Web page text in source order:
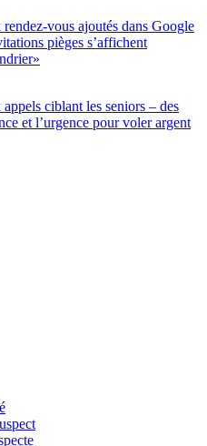
rendez-vous ajoutés dans Google
pièges s’affichent
appels ciblant les seniors – des
et l’urgence pour voler argent